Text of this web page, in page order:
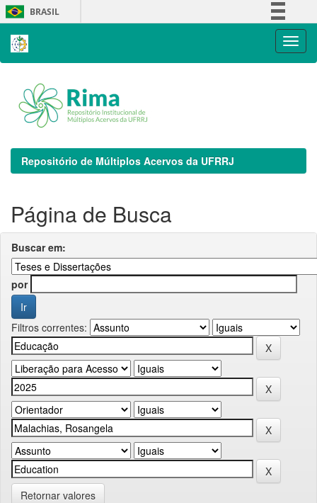
Skip
navigation
BRASIL
Repositório de Múltiplos Acervos da UFRRJ
Página de Busca
Buscar em:
por
Filtros correntes:
Retornar valores